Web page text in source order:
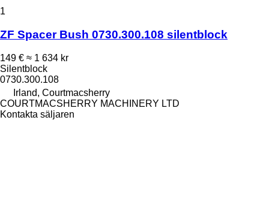
1
ZF Spacer Bush 0730.300.108 silentblock
149 € ≈ 1 634 kr
Silentblock
0730.300.108
Irland, Courtmacsherry
COURTMACSHERRY MACHINERY LTD
Kontakta säljaren